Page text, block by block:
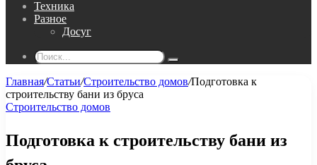
Техника
Разное
Досуг
Поиск...
Главная/Статьи/Строительство домов/Подготовка к
строительству бани из бруса
Строительство домов
Подготовка к строительству бани из